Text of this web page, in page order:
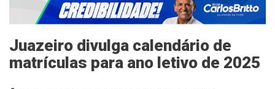
Juazeiro divulga calendário de
matrículas para ano letivo de 2025